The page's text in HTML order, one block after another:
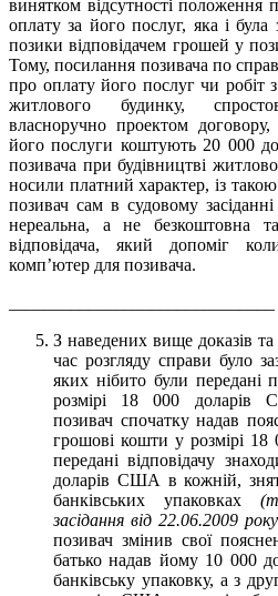
винятком відсутності
оплату за його послуг, яка і була
позики відповідачем грошей у
Тому, посилання позивача по
про оплату його послуг чи робіт
житлового будинку,
власноручно проектом
його послуги коштують 20 000
позивача при будівництві
носили платний характер, із
позивач сам в судовому
нереальна, а не безкоштовна
відповідача, який допоміг
комп’ютер для позивача.
З наведених вище доказів
час розгляду справи було
яких нібито були передані
розмірі 18 000 доларів
позивач спочатку надав
грошові кошти у розмірі
передані відповідачу
доларів США в кожній,
банківських упаковках
засідання від 22.06.2009
позивач змінив свої
батько надав йому 10 000
банківську упаковку, а з